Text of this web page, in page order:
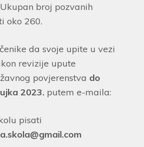
broj pozvanih
oko 260.
da svoje upite u vezi
revizije upute
povjerenstva do
2023. putem e-maila:
pisati